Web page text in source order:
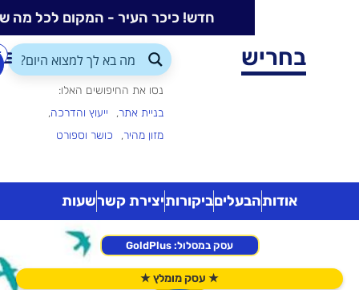
חדש! כיכר העיר - המקום לכל מה שקורה בעיר
ייעוץ והדרכה
כושר וספורט
התחברות/הרשמה
הוספת
עסק
ביקורותיצירת קשרשעות